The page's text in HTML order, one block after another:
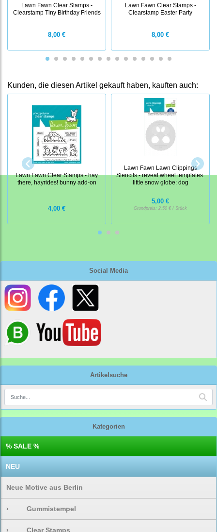
Social Media
Artikelsuche
Kategorien
% SALE %
NEU
Neue Motive aus Berlin
› Gummistempel
› Clear Stamps
Lawn Fawn Clear Stamps -
Clearstamp Tiny Birthday Friends
8,00 €
Lawn Fawn Clear Stamps -
Clearstamp Easter Party
8,00 €
Kunden, die diesen Artikel gekauft haben, kauften auch:
Lawn Fawn Clear Stamps - hay
there, hayrides! bunny add-on
4,00 €
Lawn Fawn Lawn Clippings
Stencils - reveal wheel templates:
little snow globe: dog
5,00 €
Grundpreis: 2,50 € / Stück